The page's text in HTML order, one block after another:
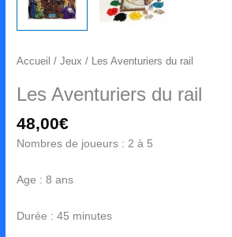
Accueil /Jeux / Les Aventuriers du rail
Les Aventuriers du rail
48,00€
Nombres de joueurs : 2 à 5
Age : 8 ans
Durée : 45 minutes